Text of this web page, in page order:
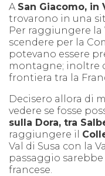
A San Giacomo, in
trovarono in una
Per raggiungere la
scendere per la
potevano essere
montagne; inoltre
frontiera tra la
Decisero allora di
vedere se fosse
sulla Dora, tra
raggiungere il
Val di Susa con la
passaggio
francese.